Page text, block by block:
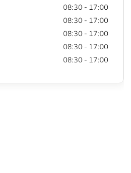
08:30 - 17:00
08:30 - 17:00
08:30 - 17:00
08:30 - 17:00
08:30 - 17:00